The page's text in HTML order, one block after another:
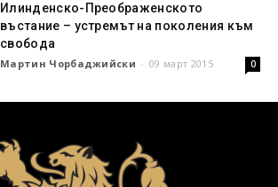
Илинденско-Преображенското
въстание – устремът на поколения към
свобода
Мартин Чорбаджийски - 09 март 2015 0